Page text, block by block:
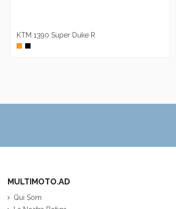
KTM 1390 Super Duke R
Naranja
Negro
MULTIMOTO.AD
Qui Som